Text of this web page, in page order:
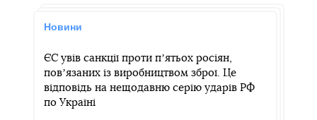
Новини
ЄС увів санкції проти пʼятьох росіян,
повʼязаних із виробництвом зброї. Це
відповідь на нещодавню серію ударів РФ
по Україні